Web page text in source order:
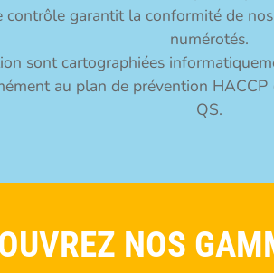
contrôle garantit la conformité de
numérotés.
sont cartographiées
au plan de prévention
QS.
NOS